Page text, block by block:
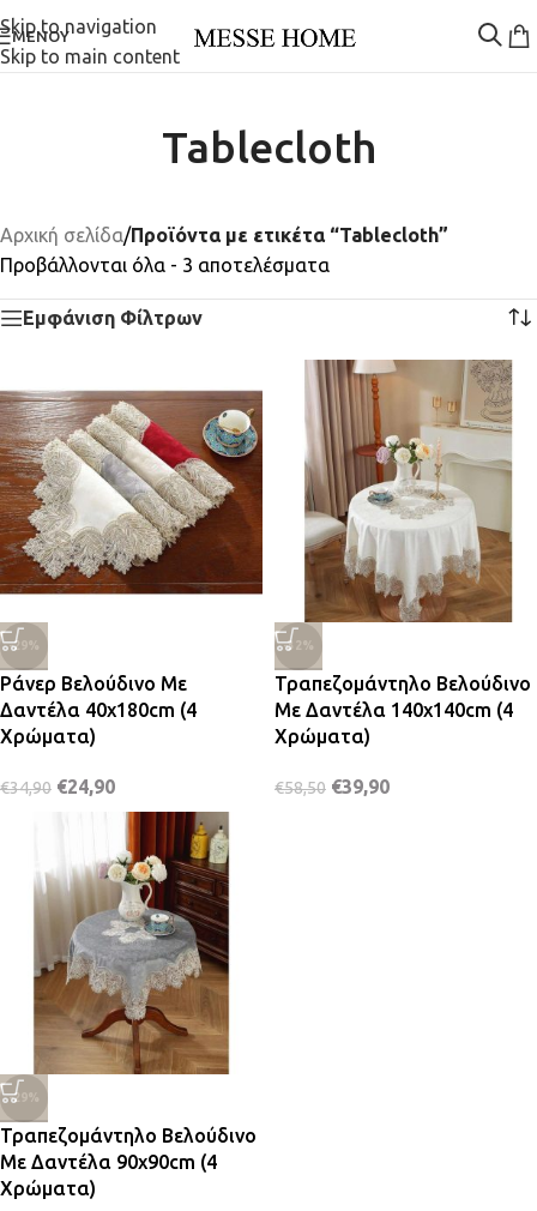
Skip to navigation
Skip to main content
ΜΕΝΟΎ
Tablecloth
Αρχική σελίδα/Προϊόντα με ετικέτα “Tablecloth”
Προβάλλονται όλα - 3 αποτελέσματα
Εμφάνιση Φίλτρων
-29%
Ράνερ Βελούδινο Με
Δαντέλα 40x180cm (4
Χρώματα)
€34,90 €24,90
-32%
Τραπεζομάντηλο Βελούδινο
Με Δαντέλα 140x140cm (4
Χρώματα)
€58,50 €39,90
-29%
Τραπεζομάντηλο Βελούδινο
Με Δαντέλα 90x90cm (4
Χρώματα)